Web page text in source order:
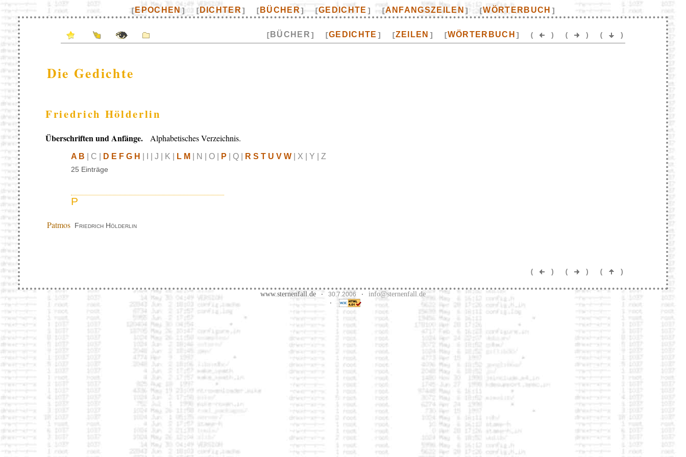
[ EPOCHEN ] [ DICHTER] [ BÜCHER] [GEDICHTE ] [ANFANGSZEILEN ] [WÖRTERBUCH ]
[ BÜCHER] [GEDICHTE ] [ZEILEN ] [WÖRTERBUCH ] ( ) ( ) ( )
Die Gedichte
Friedrich Hölderlin
Überschriften und Anfänge. Alphabetisches Verzeichnis.
A B | C | D E F G H | I | J | K | L M | N | O | P | Q | R S T U V W | X | Y | Z
25 Einträge
P
Patmos Friedrich Hölderlin
( ) ( ) ( )
www.sternenfall.de · 30.7.2006 · info@sternenfall.de
·